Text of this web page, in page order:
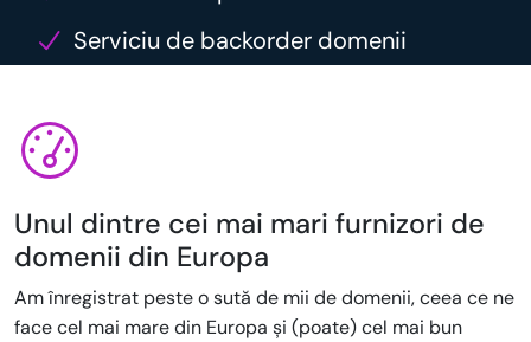
Serviciu de backorder domenii
Unul dintre cei mai mari furnizori de
domenii din Europa
Am înregistrat peste o sută de mii de domenii, ceea ce ne
face cel mai mare din Europa și (poate) cel mai bun